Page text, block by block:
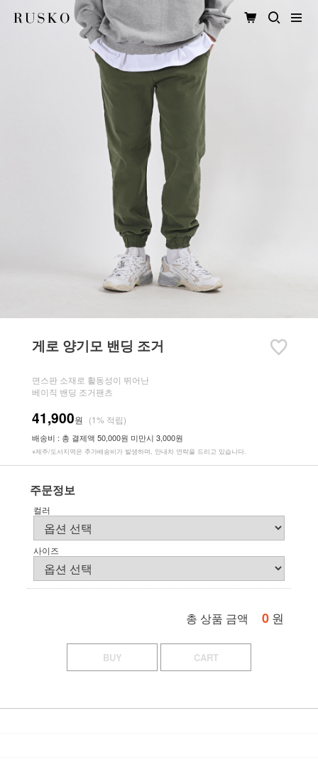
게로 양기모 밴딩 조거
면스판 소재로 활동성이 뛰어난
베이직 밴딩 조거팬츠
41,900원 (1% 적립)
배송비 : 총 결제액 50,000원 미만시 3,000원
※제주/도서지역은 추가배송비가 발생하며, 안내차 연락을 드리고 있습니다.
주문정보
컬러
사이즈
총 상품 금액 0 원
BUY CART